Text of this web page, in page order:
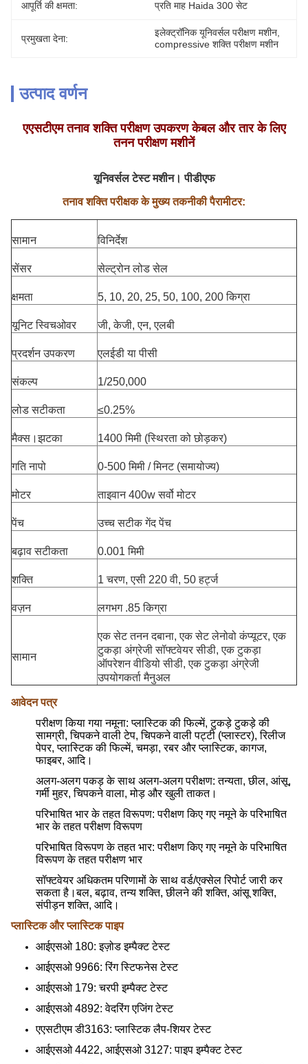
आपूर्ति की क्षमता: प्रति माह Haida 300 सेट
प्रमुखता देना:
इलेक्ट्रॉनिक यूनिवर्सल परीक्षण मशीन
compressive शक्ति परीक्षण मशीन
उत्पाद वर्णन
एएसटीएम तनाव शक्ति परीक्षण उपकरण केबल और तार के लिए
तनन परीक्षण मशीनें
यूनिवर्सल टेस्ट मशीन। पीडीएफ
तनाव शक्ति परीक्षक के मुख्य तकनीकी पैरामीटर:
सामान विनिर्देश
सेंसर सेल्ट्रोन लोड सेल
क्षमता 5, 10, 20, 25, 50, 100, 200 किग्रा
यूनिट स्विचओवर जी, केजी, एन, एलबी
प्रदर्शन उपकरण एलईडी या पीसी
संकल्प 1/250,000
लोड सटीकता ≤0.25%
मैक्स।झटका 1400 मिमी (स्थिरता को छोड़कर)
गति नापो 0-500 मिमी / मिनट (समायोज्य)
मोटर ताइवान 400w सर्वो मोटर
पेंच उच्च सटीक गेंद पेंच
बढ़ाव सटीकता 0.001 मिमी
शक्ति 1 चरण, एसी 220 वी, 50 हर्ट्ज
वज़न लगभग .85 किग्रा
सामान
एक सेट तनन दबाना, एक सेट लेनोवो कंप्यूटर, एक
टुकड़ा अंग्रेजी सॉफ्टवेयर सीडी, एक टुकड़ा
ऑपरेशन वीडियो सीडी, एक टुकड़ा अंग्रेजी
उपयोगकर्ता मैनुअल
आवेदन पत्र
परीक्षण किया गया नमूना: प्लास्टिक की फिल्में, टुकड़े टुकड़े की
सामग्री, चिपकने वाली टेप, चिपकने वाली पट्टी (प्लास्टर), रिलीज
पेपर, प्लास्टिक की फिल्में, चमड़ा, रबर और प्लास्टिक, कागज,
फाइबर, आदि।
अलग-अलग पकड़ के साथ अलग-अलग परीक्षण: तन्यता, छील, आंसू,
गर्मी मुहर, चिपकने वाला, मोड़ और खुली ताकत।
परिभाषित भार के तहत विरूपण: परीक्षण किए गए नमूने के परिभाषित
भार के तहत परीक्षण विरूपण
परिभाषित विरूपण के तहत भार: परीक्षण किए गए नमूने के परिभाषित
विरूपण के तहत परीक्षण भार
सॉफ्टवेयर अधिकतम परिणामों के साथ वर्ड/एक्सेल रिपोर्ट जारी कर
सकता है।बल, बढ़ाव, तन्य शक्ति, छीलने की शक्ति, आंसू शक्ति,
संपीड़न शक्ति, आदि।
प्लास्टिक और प्लास्टिक पाइप
आईएसओ 180: इज़ोड इम्पैक्ट टेस्ट
आईएसओ 9966: रिंग स्टिफनेस टेस्ट
आईएसओ 179: चरपी इम्पैक्ट टेस्ट
आईएसओ 4892: वेदरिंग एजिंग टेस्ट
एएसटीएम डी3163: प्लास्टिक लैप-शियर टेस्ट
आईएसओ 4422, आईएसओ 3127: पाइप इम्पैक्ट टेस्ट